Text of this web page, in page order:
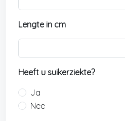
Lengte in cm
Heeft u suikerziekte?
Ja
Nee